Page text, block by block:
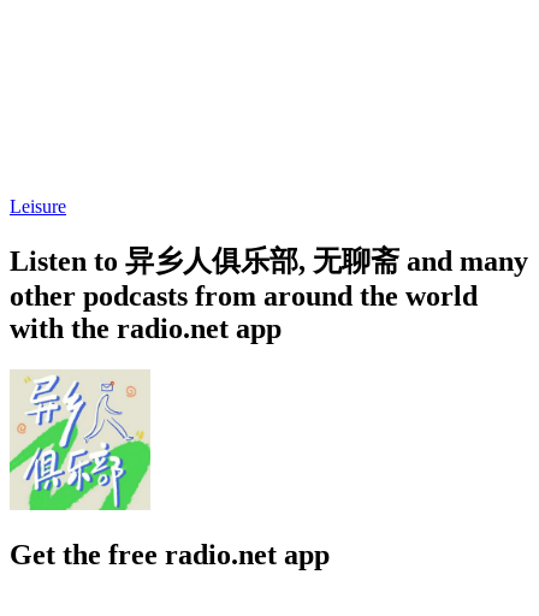
Leisure
Listen to 异乡人俱乐部, 无聊斋 and many
other podcasts from around the world
with the radio.net app
Get the free radio.net app